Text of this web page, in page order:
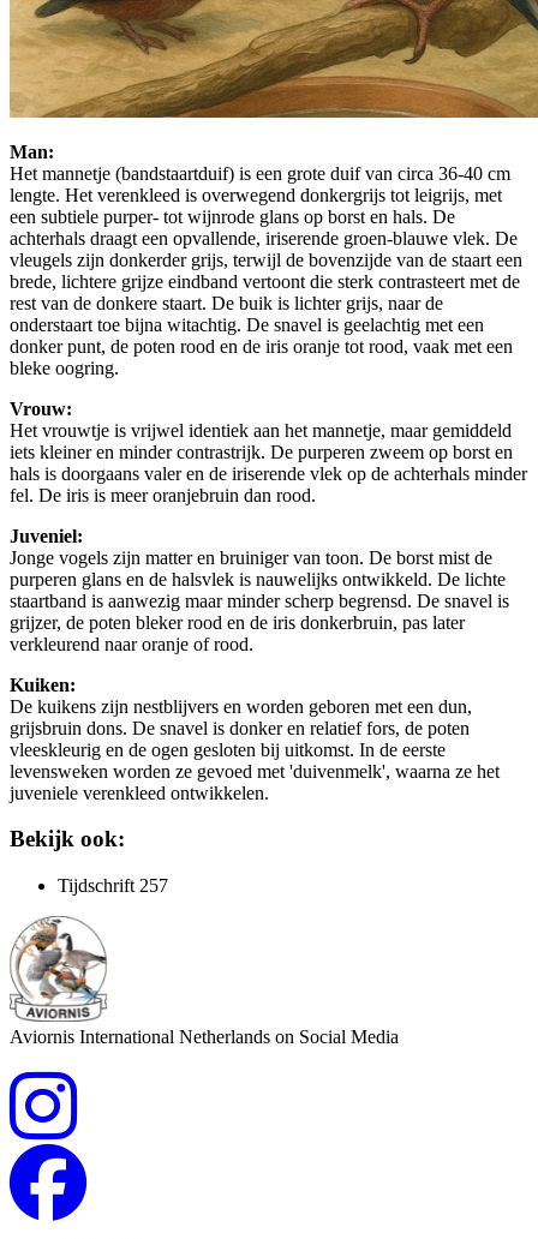
Man:
Het mannetje (bandstaartduif) is een grote duif van circa 36-40 cm
lengte. Het verenkleed is overwegend donkergrijs tot leigrijs, met
een subtiele purper- tot wijnrode glans op borst en hals. De
achterhals draagt een opvallende, iriserende groen-blauwe vlek. De
vleugels zijn donkerder grijs, terwijl de bovenzijde van de staart een
brede, lichtere grijze eindband vertoont die sterk contrasteert met de
rest van de donkere staart. De buik is lichter grijs, naar de
onderstaart toe bijna witachtig. De snavel is geelachtig met een
donker punt, de poten rood en de iris oranje tot rood, vaak met een
bleke oogring.
Vrouw:
Het vrouwtje is vrijwel identiek aan het mannetje, maar gemiddeld
iets kleiner en minder contrastrijk. De purperen zweem op borst en
hals is doorgaans valer en de iriserende vlek op de achterhals minder
fel. De iris is meer oranjebruin dan rood.
Juveniel:
Jonge vogels zijn matter en bruiniger van toon. De borst mist de
purperen glans en de halsvlek is nauwelijks ontwikkeld. De lichte
staartband is aanwezig maar minder scherp begrensd. De snavel is
grijzer, de poten bleker rood en de iris donkerbruin, pas later
verkleurend naar oranje of rood.
Kuiken:
De kuikens zijn nestblijvers en worden geboren met een dun,
grijsbruin dons. De snavel is donker en relatief fors, de poten
vleeskleurig en de ogen gesloten bij uitkomst. In de eerste
levensweken worden ze gevoed met 'duivenmelk', waarna ze het
juveniele verenkleed ontwikkelen.
Bekijk ook:
Tijdschrift 257
Aviornis International Netherlands on Social Media